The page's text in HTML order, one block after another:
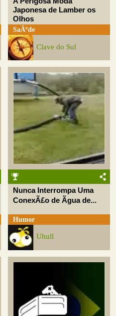
Japonesa de Lamber os
Olhos
SaÃºde
Clave do Sul
Nunca Interrompa Uma
ConexÃ£o de Ãgua de...
Humor
Uhull